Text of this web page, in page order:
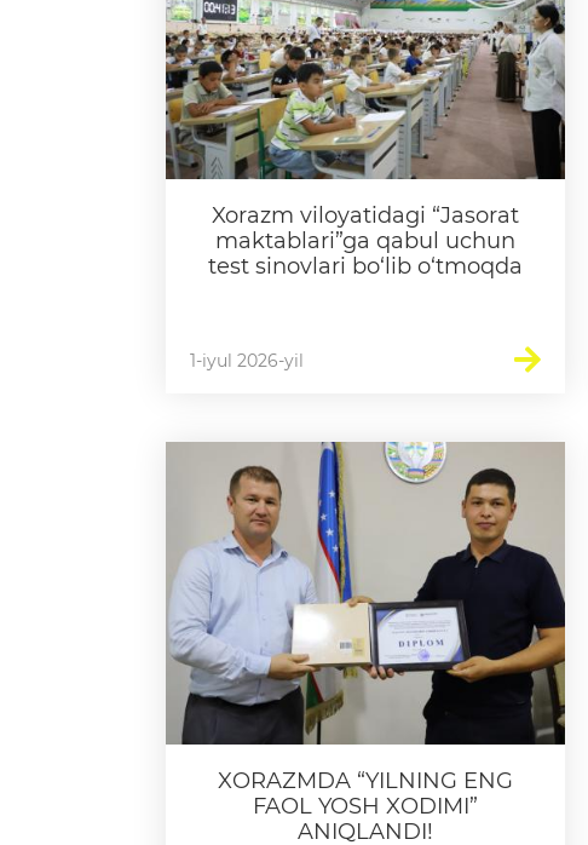
Xorazm viloyatidagi “Jasorat
maktablari”ga qabul uchun
test sinovlari bo‘lib o‘tmoqda
1-iyul 2026-yil
XORAZMDA “YILNING ENG
FAOL YOSH XODIMI”
ANIQLANDI!